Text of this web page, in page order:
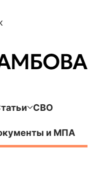
СВО
и МПА